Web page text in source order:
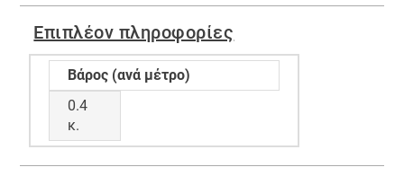
Επιπλέον πληροφορίες
Βάρος (ανά μέτρο)
0.4
κ.